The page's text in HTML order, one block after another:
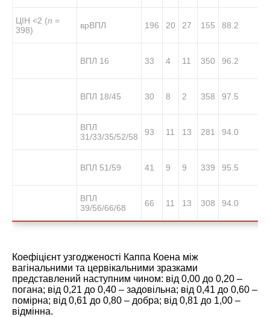
ЦІН <2 (n =
398)
врВПЛ 196 20 27 155 88.2
ВПЛ 16 33 4 11 350 96.2
ВПЛ 18/45 30 8 2 358 97.5
ВПЛ
31/33/35/52/58
93 11 13 281 94.0
ВПЛ 51/59 41 9 9 339 95.5
ВПЛ
39/56/66/68
66 11 13 308 94.0
Коефіцієнт узгодженості Каппа Коена між
вагінальними та цервікальними зразками
представлений наступним чином: від 0,00 до 0,20 –
погана; від 0,21 до 0,40 – задовільна; від 0,41 до 0,60 –
помірна; від 0,61 до 0,80 – добра; від 0,81 до 1,00 –
відмінна.